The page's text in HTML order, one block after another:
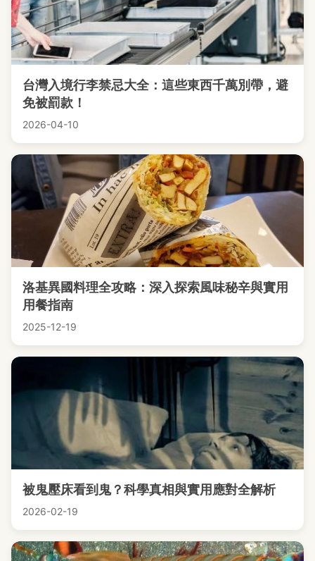
台灣入境行李禁忌大全：這些東西千萬別帶，避
免被罰款！
2026-04-10
洛基異國料理全攻略：深入探索風味秘辛與實用
用餐指南
2025-12-19
被鬼壓床看到鬼？科學真相與實用應對全解析
2026-02-19